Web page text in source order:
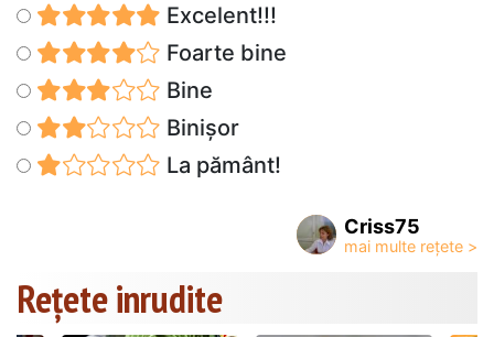
Excelent!!!
Foarte bine
Bine
Binișor
La pământ!
Criss75
Rețete inrudite